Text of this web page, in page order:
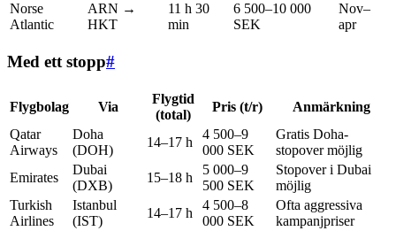
Norse
Atlantic
ARN →
HKT
11 h 30
min
6 500–10 000
SEK
Nov–
apr
Med ett stopp#
Flygbolag Via
Flygtid
(total)
Pris (t/r)
Anmärkning
Qatar
Airways
Doha
(DOH)
14–17 h
4 500–9
000 SEK
Gratis Doha-
stopover möjlig
Emirates
Dubai
(DXB)
15–18 h
5 000–9
500 SEK
Stopover i Dubai
möjlig
Turkish
Airlines
Istanbul
(IST)
14–17 h
4 500–8
000 SEK
Ofta aggressiva
kampanjpriser